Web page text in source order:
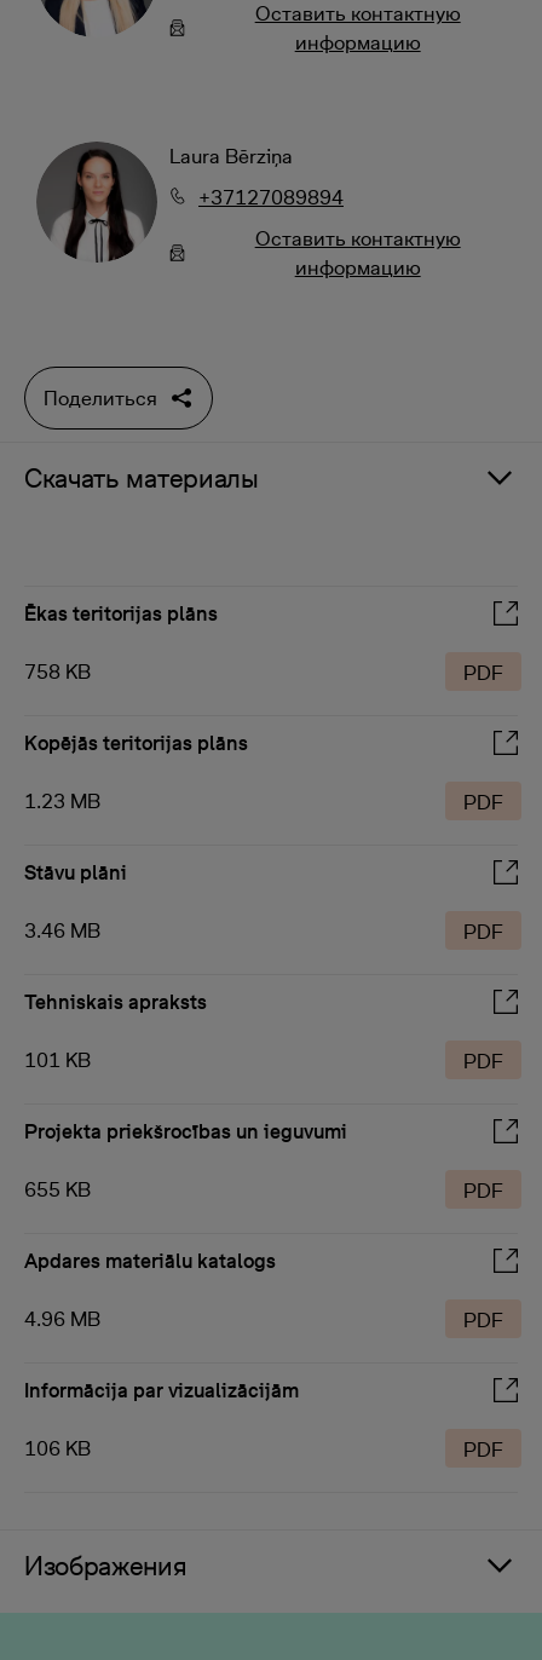
Oставить контактную
информацию
Laura Bērziņa
+37127089894
Oставить контактную
информацию
Поделиться
Скачать материалы
Ēkas teritorijas plāns
758 KB PDF
Kopējās teritorijas plāns
1.23 MB PDF
Stāvu plāni
3.46 MB PDF
Tehniskais apraksts
101 KB PDF
Projekta priekšrocības un ieguvumi
655 KB PDF
Apdares materiālu katalogs
4.96 MB PDF
Informācija par vizualizācijām
106 KB PDF
Изображения